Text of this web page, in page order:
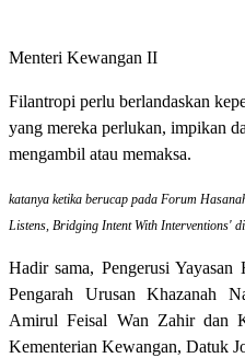
Menteri Kewangan II
Filantropi perlu berlandaskan
yang mereka perlukan, impikan
mengambil atau memaksa.
katanya ketika berucap pada Forum
Listens, Bridging Intent With Interventions'
Hadir sama, Pengerusi
Pengarah Urusan Khazanah
Amirul Feisal Wan Zahir dan
Kementerian Kewangan, Datuk